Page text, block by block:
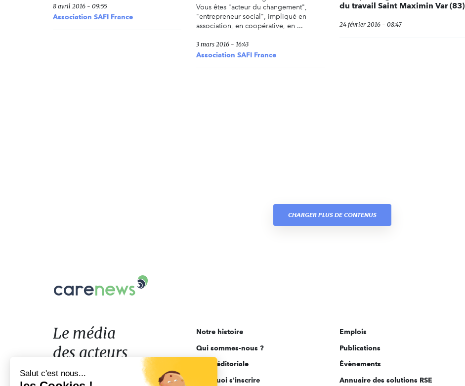
8 avril 2016 - 09:55
Association SAFI France
Vous êtes "acteur du changement",
"entrepreneur social", impliqué en
association, en coopérative, en ...
3 mars 2016 - 16:43
Association SAFI France
du travail Saint Maximin Var (83)
24 février 2016 - 08:47
CHARGER PLUS DE CONTENUS
Le
acteurs
de
l'engagement
Le média
des acteurs
de l'engagement
Notre histoire
Qui sommes-nous ?
Ligne éditoriale
Pourquoi s'inscrire
Emplois
Publications
Évènements
Annuaire des solutions RSE
Salut c'est nous...